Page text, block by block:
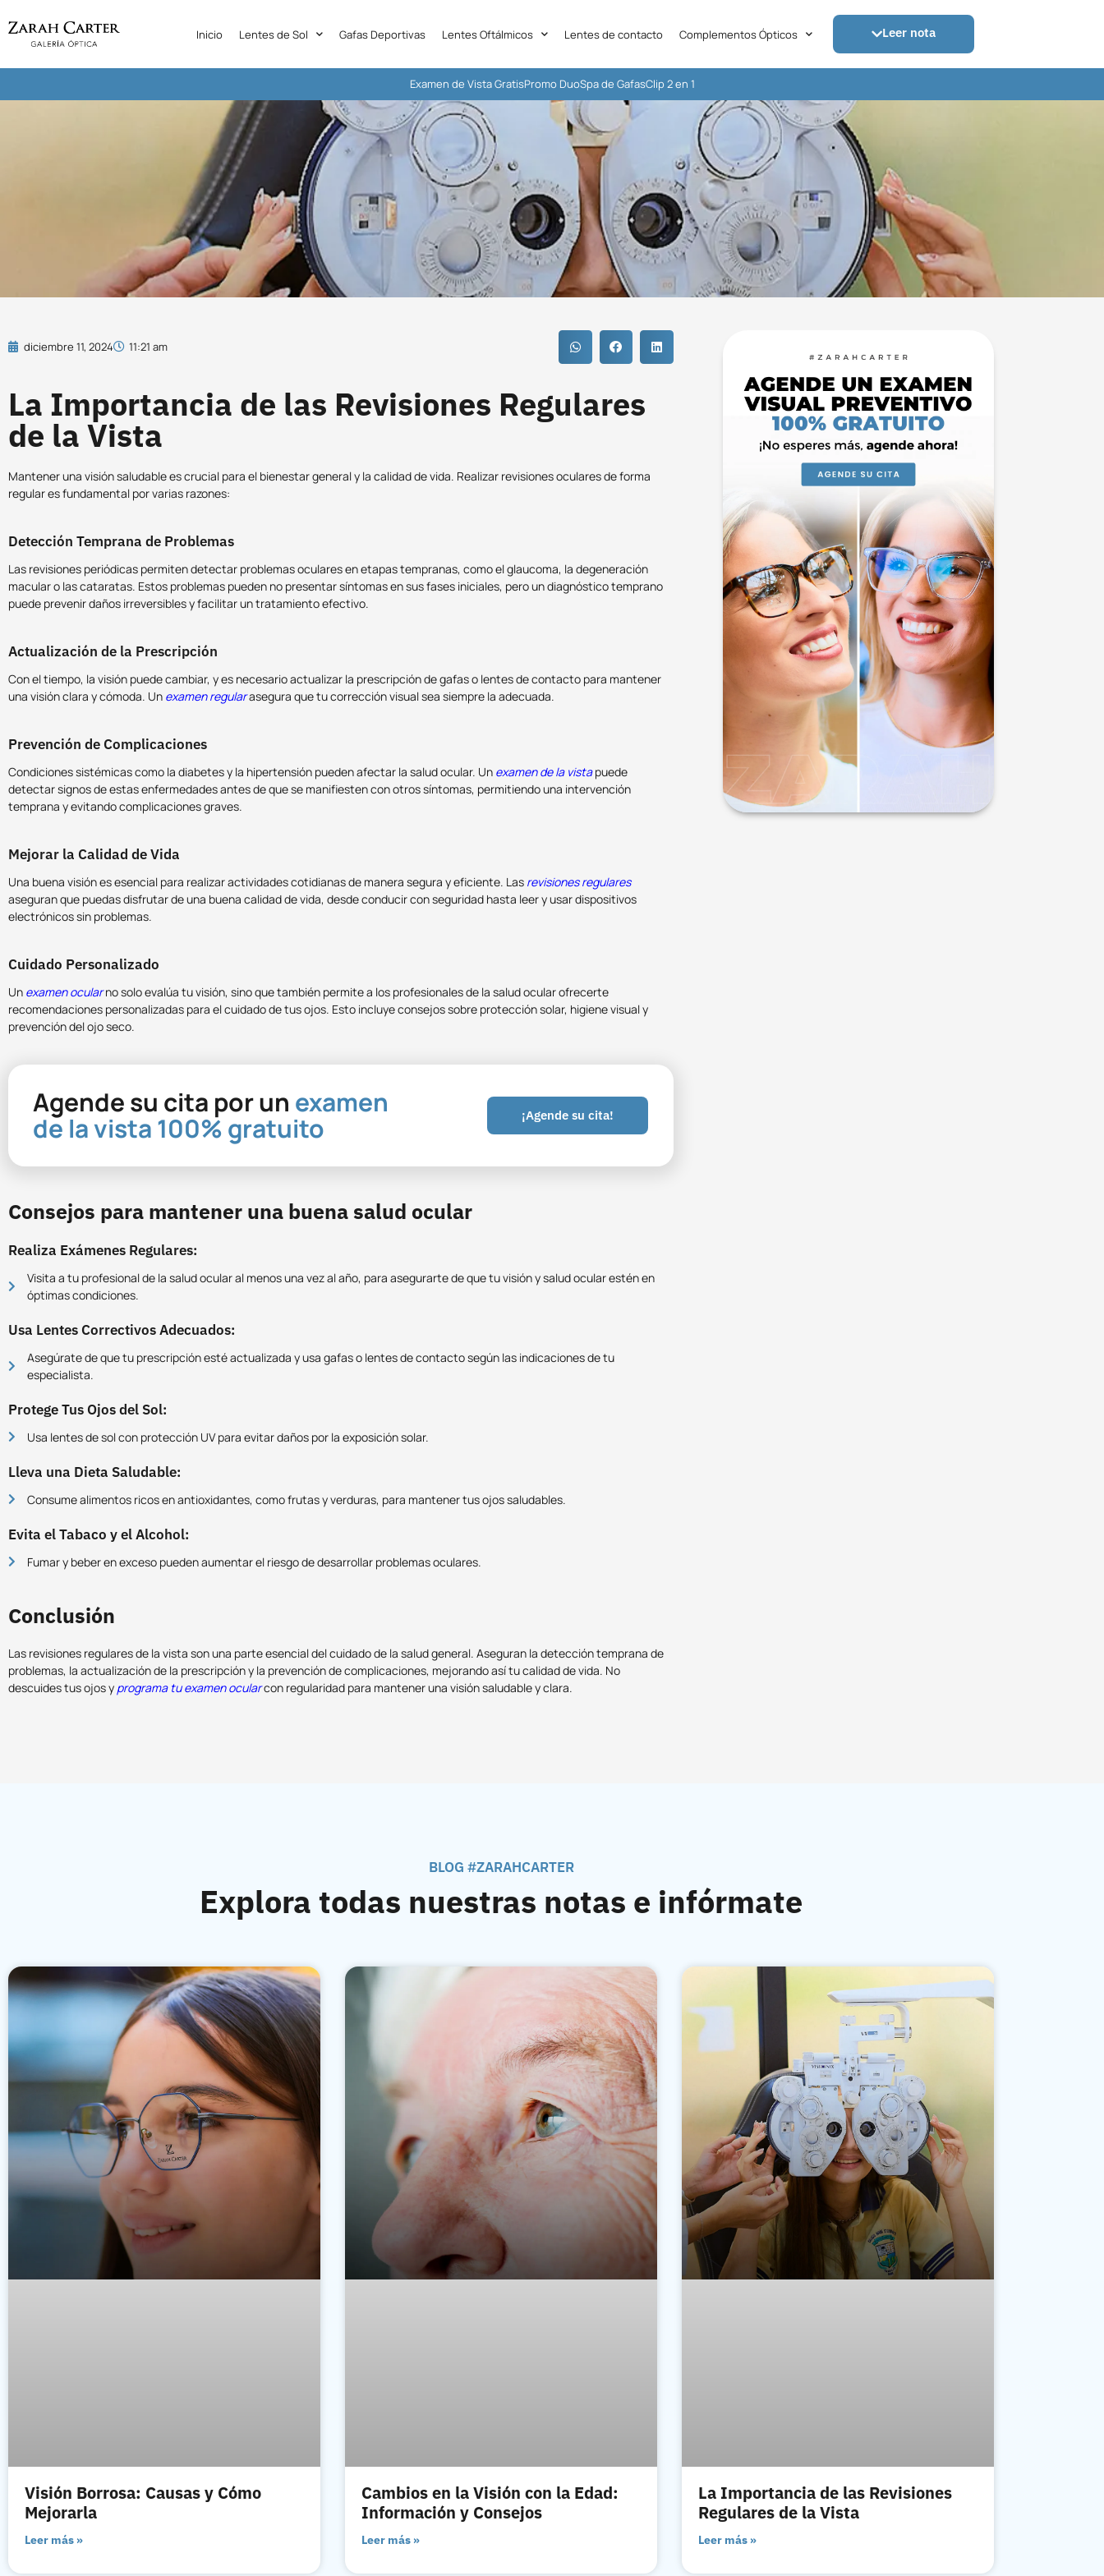
Inicio Lentes de Sol Gafas Deportivas Lentes Oftálmicos Lentes de contacto Complementos Ópticos Leer nota
Examen de Vista GratisPromo DuoSpa de GafasClip 2 en 1
diciembre 11, 2024 11:21 am
La Importancia de las Revisiones Regulares
de la Vista
Mantener una visión saludable es crucial para el bienestar general y la calidad de vida. Realizar revisiones oculares de forma
regular es fundamental por varias razones:
Detección Temprana de Problemas
Las revisiones periódicas permiten detectar problemas oculares en etapas tempranas, como el glaucoma, la degeneración
macular o las cataratas. Estos problemas pueden no presentar síntomas en sus fases iniciales, pero un diagnóstico temprano
puede prevenir daños irreversibles y facilitar un tratamiento efectivo.
Actualización de la Prescripción
Con el tiempo, la visión puede cambiar, y es necesario actualizar la prescripción de gafas o lentes de contacto para mantener
una visión clara y cómoda. Un examen regularasegura que tu corrección visual sea siempre la adecuada.
Prevención de Complicaciones
Condiciones sistémicas como la diabetes y la hipertensión pueden afectar la salud ocular. Un examen de la vistapuede
detectar signos de estas enfermedades antes de que se manifiesten con otros síntomas, permitiendo una intervención
temprana y evitando complicaciones graves.
Mejorar la Calidad de Vida
Una buena visión es esencial para realizar actividades cotidianas de manera segura y eficiente. Las revisiones regulares
aseguran que puedas disfrutar de una buena calidad de vida, desde conducir con seguridad hasta leer y usar dispositivos
electrónicos sin problemas.
Cuidado Personalizado
Un examen ocularno solo evalúa tu visión, sino que también permite a los profesionales de la salud ocular ofrecerte
recomendaciones personalizadas para el cuidado de tus ojos. Esto incluye consejos sobre protección solar, higiene visual y
prevención del ojo seco.
Agende su cita por un examen
de la vista 100% gratuito ¡Agende su cita!
Consejos para mantener una buena salud ocular
Realiza Exámenes Regulares:
Visita a tu profesional de la salud ocular al menos una vez al año, para asegurarte de que tu visión y salud ocular estén en
óptimas condiciones.
Usa Lentes Correctivos Adecuados:
Asegúrate de que tu prescripción esté actualizada y usa gafas o lentes de contacto según las indicaciones de tu
especialista.
Protege Tus Ojos del Sol:
Usa lentes de sol con protección UV para evitar daños por la exposición solar.
Lleva una Dieta Saludable:
Consume alimentos ricos en antioxidantes, como frutas y verduras, para mantener tus ojos saludables.
Evita el Tabaco y el Alcohol:
Fumar y beber en exceso pueden aumentar el riesgo de desarrollar problemas oculares.
Conclusión
Las revisiones regulares de la vista son una parte esencial del cuidado de la salud general. Aseguran la detección temprana de
problemas, la actualización de la prescripción y la prevención de complicaciones, mejorando así tu calidad de vida. No
descuides tus ojos y programa tu examen ocularcon regularidad para mantener una visión saludable y clara.
BLOG #ZARAHCARTER
Explora todas nuestras notas e infórmate
Visión Borrosa: Causas y Cómo
Mejorarla
Leer más »
Cambios en la Visión con la Edad:
Información y Consejos
Leer más »
La Importancia de las Revisiones
Regulares de la Vista
Leer más »